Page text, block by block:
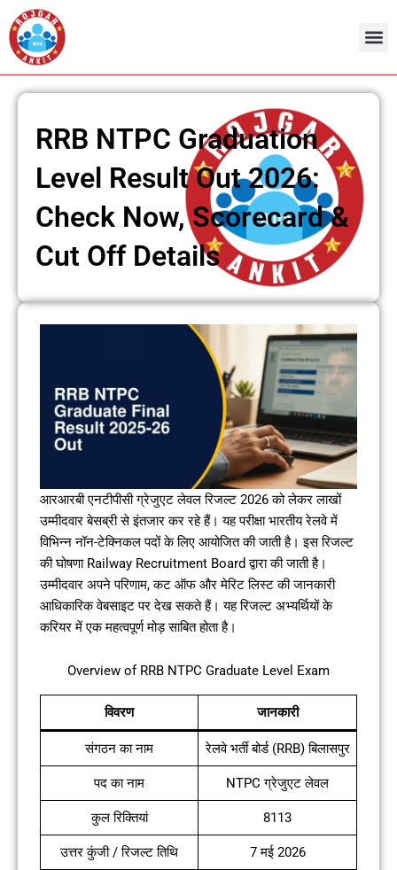
Skip
to
content
RRB NTPC Graduation
Level Result Out 2026:
Check Now, Scorecard &
Cut Off Details
आरआरबी एनटीपीसी ग्रेजुएट लेवल रिजल्ट 2026 को लेकर लाखों
उम्मीदवार बेसब्री से इंतजार कर रहे हैं। यह परीक्षा भारतीय रेलवे में
विभिन्न नॉन-टेक्निकल पदों के लिए आयोजित की जाती है। इस रिजल्ट
की घोषणा Railway Recruitment Board द्वारा की जाती है।
उम्मीदवार अपने परिणाम, कट ऑफ और मेरिट लिस्ट की जानकारी
आधिकारिक वेबसाइट पर देख सकते हैं। यह रिजल्ट अभ्यर्थियों के
करियर में एक महत्वपूर्ण मोड़ साबित होता है।
Overview of RRB NTPC Graduate Level Exam
विवरण जानकारी
संगठन का नाम रेलवे भर्ती बोर्ड (RRB) बिलासपुर
पद का नाम NTPC ग्रेजुएट लेवल
कुल रिक्तियां 8113
उत्तर कुंजी / रिजल्ट तिथि 7 मई 2026